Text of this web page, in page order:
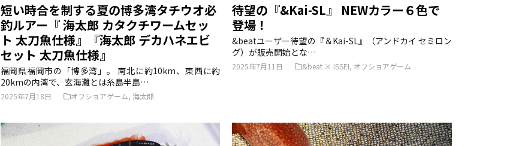
短い時合を制する夏の博多湾タチウオ必
釣ルアー『 海太郎 カタクチワームセッ
ト 太刀魚仕様』『海太郎 デカハネエビ
セット 太刀魚仕様』
福岡県福岡市の「博多湾」。 南北に約10km、東西に約
20kmの内湾で、玄海灘とは糸島半島…
2025年7月18日 オフショアゲーム, 海太郎
待望の『&Kai-SL』 NEWカラー６色で
登場！
&beatユーザー待望の『＆Kai-SL』（アンドカイ セミロン
グ）が販売開始とな…
2025年7月11日 &beat × ISSEI, オフショアゲーム